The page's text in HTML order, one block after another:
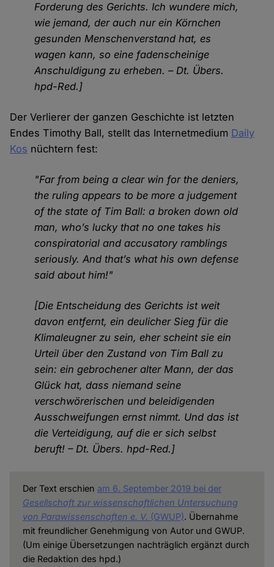
Forderung des Gerichts. Ich wundere mich,
wie jemand, der auch nur ein Körnchen
gesunden Menschenverstand hat, es
wagen kann, so eine fadenscheinige
Anschuldigung zu erheben. – Dt. Übers.
hpd-Red.]
Der Verlierer der ganzen Geschichte ist letzten
Endes Timothy Ball, stellt das Internetmedium Daily
Kos nüchtern fest:
"Far from being a clear win for the deniers,
the ruling appears to be more a judgement
of the state of Tim Ball: a broken down old
man, who’s lucky that no one takes his
conspiratorial and accusatory ramblings
seriously. And that’s what his own defense
said about him!"
[Die Entscheidung des Gerichts ist weit
davon entfernt, ein deulicher Sieg für die
Klimaleugner zu sein, eher scheint sie ein
Urteil über den Zustand von Tim Ball zu
sein: ein gebrochener alter Mann, der das
Glück hat, dass niemand seine
verschwörerischen und beleidigenden
Ausschweifungen ernst nimmt. Und das ist
die Verteidigung, auf die er sich selbst
beruft! – Dt. Übers. hpd-Red.]
Der Text erschien am 6. September 2019 bei der
Gesellschaft zur wissenschaftlichen Untersuchung
von Parawissenschaften e. V. (GWUP). Übernahme
mit freundlicher Genehmigung von Autor und GWUP.
(Um einige Übersetzungen nachträglich ergänzt durch
die Redaktion des hpd.)